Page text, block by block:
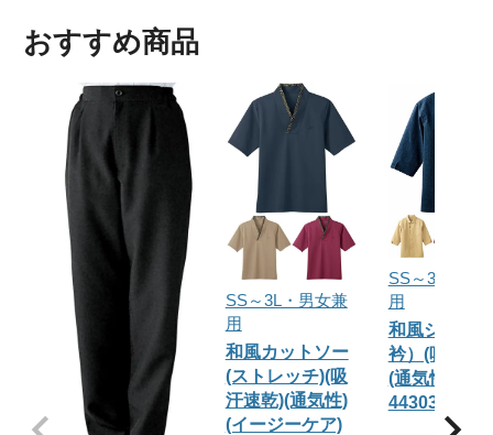
おすすめ商品
SS～3L・男女兼
用
和風カットソー
(ストレッチ)(吸
汗速乾)(通気性)
(イージーケア)
SS～3L・男
用
和風シャツ
衿）(吸汗速
(通気性)
44303]